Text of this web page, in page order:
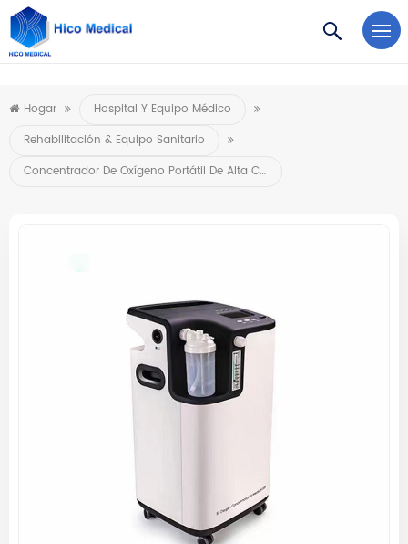
https://www.microsoft.com/en-us/microsoft-teams/log-in
Hogar
Hospital Y Equipo Médico
Rehabilitación & Equipo Sanitario
Concentrador De Oxígeno Portátil De Alta Calidad 5l10l De La Venta Caliente Para Médico